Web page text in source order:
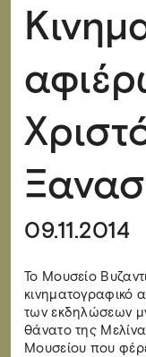
09.11.2014
Το Μουσείο
κινηματογραφικό
των εκδηλώσεων
θάνατο της
Μουσείου που